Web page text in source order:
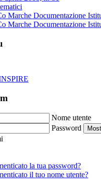
Marche Documentazione
Marche Documentazione
Nome utente
Password
la tua password?
il tuo nome utente?